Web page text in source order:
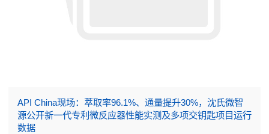
API China现场：萃取率96.1%、通量提升30%，沈氏微智
源公开新一代专利微反应器性能实测及多项交钥匙项目运行
数据